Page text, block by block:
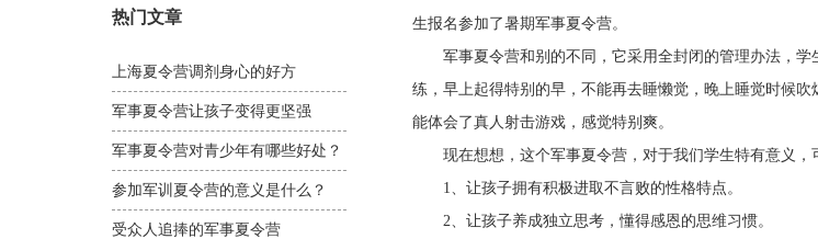
热门文章
上海夏令营调剂身心的好方
军事夏令营让孩子变得更坚强
军事夏令营对青少年有哪些好处？
参加军训夏令营的意义是什么？
受众人追捧的军事夏令营
生报名参加了暑期军事夏令营。
军事夏令营和别的不同，它采用全封闭的管理办法，学
练，早上起得特别的早，不能再去睡懒觉，晚上睡觉时候
能体会了真人射击游戏，感觉特别爽。
现在想想，这个军事夏令营，对于我们学生特有意义，
1、让孩子拥有积极进取不言败的性格特点。
2、让孩子养成独立思考，懂得感恩的思维习惯。